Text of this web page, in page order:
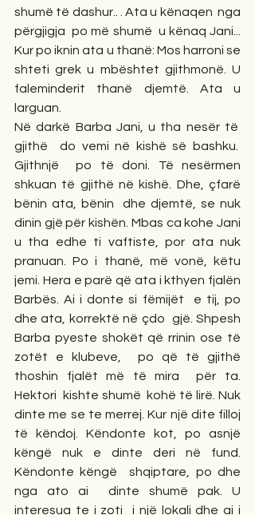
shumë të dashur.. . Ata u kënaqen  nga
përgjigja  po më shumë  u kënaq Jani...
Kur po iknin ata u thanë: Mos harroni se
shteti grek u mbështet gjithmonë. U
faleminderit thanë djemtë. Ata u
larguan.
Në darkë Barba Jani, u tha nesër të
gjithë  do vemi në kishë së bashku.
Gjithnjë  po të doni. Të nesërmen
shkuan të gjithë në kishë. Dhe, çfarë
bënin ata, bënin  dhe djemtë, se nuk
dinin gjë për kishën. Mbas ca kohe Jani
u tha edhe ti vaftiste, por ata nuk
pranuan. Po i thanë, më vonë, këtu
jemi. Hera e parë që ata i kthyen fjalën
Barbës. Ai i donte si fëmijët  e tij, po
dhe ata, korrektë në çdo  gjë. Shpesh
Barba pyeste shokët që rrinin ose të
zotët e klubeve,  po që të gjithë
thoshin fjalët më të mira  për ta.
Hektori  kishte shumë  kohë të lirë. Nuk
dinte me se te merrej. Kur një dite filloj
të këndoj. Këndonte kot, po asnjë
këngë nuk e dinte deri në fund.
Këndonte këngë  shqiptare, po dhe
nga ato ai  dinte shumë pak. U
interesua te i zoti  i një lokali dhe ai i